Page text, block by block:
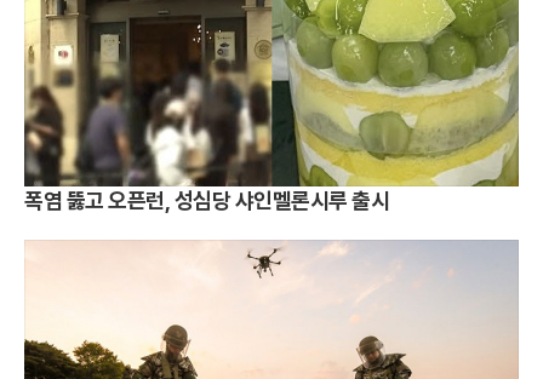
폭염 뚫고 오픈런, 성심당 샤인멜론시루 출시